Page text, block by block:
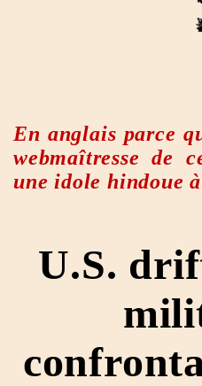
En anglais parce
webmaîtresse de
une idole hindoue
U.S.